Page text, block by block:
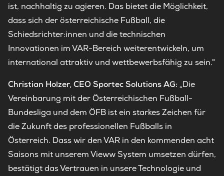
ist, nachhaltig zu agieren. Das bietet die Möglichkeit,
dass sich der österreichische Fußball, die
Schiedsrichter:innen und die technischen
Innovationen im VAR-Bereich weiterentwickeln, um
international attraktiv und wettbewerbsfähig zu sein."
Christian Holzer, CEO Sportec Solutions AG: „Die
Vereinbarung mit der Österreichischen Fußball-
Bundesliga und dem ÖFB ist ein starkes Zeichen für
die Zukunft des professionellen Fußballs in
Österreich. Dass wir den VAR in den kommenden acht
Saisons mit unserem Vieww System umsetzen dürfen,
bestätigt das Vertrauen in unsere Technologie und